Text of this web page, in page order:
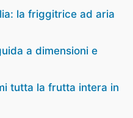
la friggitrice ad aria
a dimensioni e
tutta la frutta intera in